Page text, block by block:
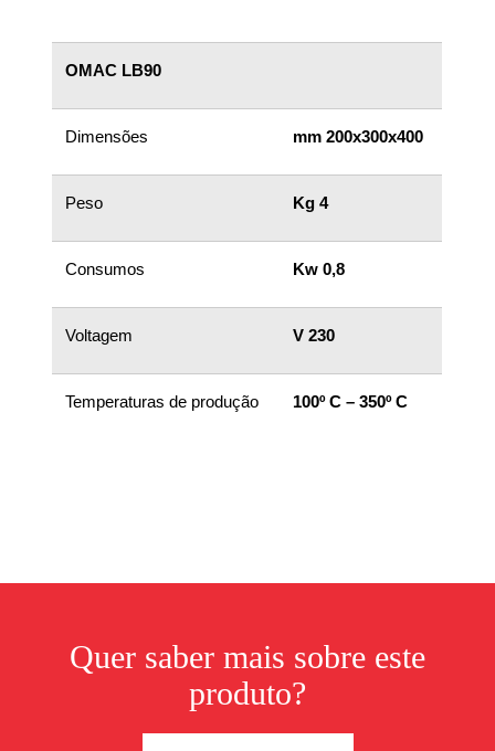
OMAC LB90
Dimensões mm 200x300x400
Peso Kg 4
Consumos Kw 0,8
Voltagem V 230
Temperaturas de produção 100º C – 350º C
Quer saber mais sobre este
produto?